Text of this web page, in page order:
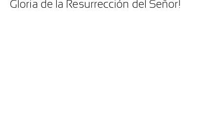
Gloria de la Resurrección del Señor!